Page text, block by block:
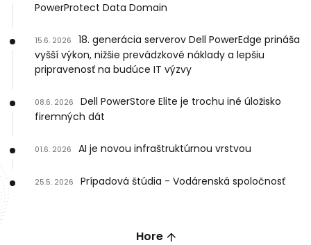
PowerProtect Data Domain
15.6. 2026
18. generácia serverov Dell PowerEdge prináša
vyšší výkon, nižšie prevádzkové náklady a lepšiu
pripravenosť na budúce IT výzvy
08.6. 2026
Dell PowerStore Elite je trochu iné úložisko
firemných dát
01.6. 2026 AI je novou infraštruktúrnou vrstvou
25.5. 2026 Prípadová štúdia - Vodárenská spoločnosť
Hore